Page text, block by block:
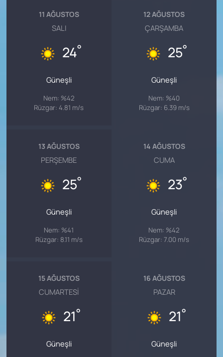
11 AĞUSTOS
SALI
24°
Güneşli
Nem: %42
Rüzgar: 4.81 m/s
12 AĞUSTOS
ÇARŞAMBA
25°
Güneşli
Nem: %40
Rüzgar: 6.39 m/s
13 AĞUSTOS
PERŞEMBE
25°
Güneşli
Nem: %41
Rüzgar: 8.11 m/s
14 AĞUSTOS
CUMA
23°
Güneşli
Nem: %42
Rüzgar: 7.00 m/s
15 AĞUSTOS
CUMARTESI
21°
Güneşli
16 AĞUSTOS
PAZAR
21°
Güneşli